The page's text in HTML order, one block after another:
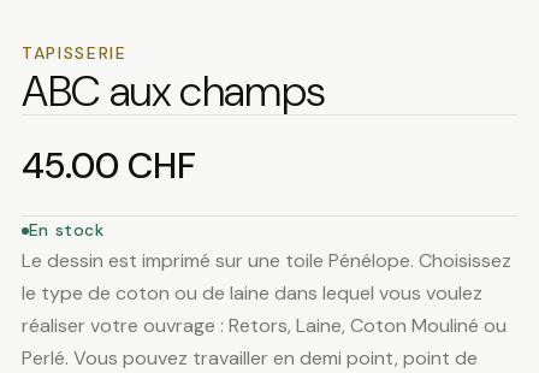
TAPISSERIE
ABC aux champs
45.00 CHF
En stock
Le dessin est imprimé sur une toile Pénélope. Choisissez
le type de coton ou de laine dans lequel vous voulez
réaliser votre ouvrage : Retors, Laine, Coton Mouliné ou
Perlé. Vous pouvez travailler en demi point, point de